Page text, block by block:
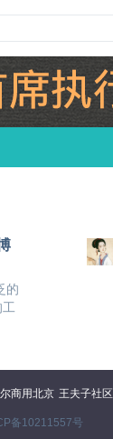
的
商用北京 王夫子社区
备10211557号